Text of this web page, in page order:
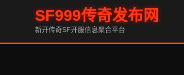
SF999传奇发布网
新开传奇SF开服信息聚合平台